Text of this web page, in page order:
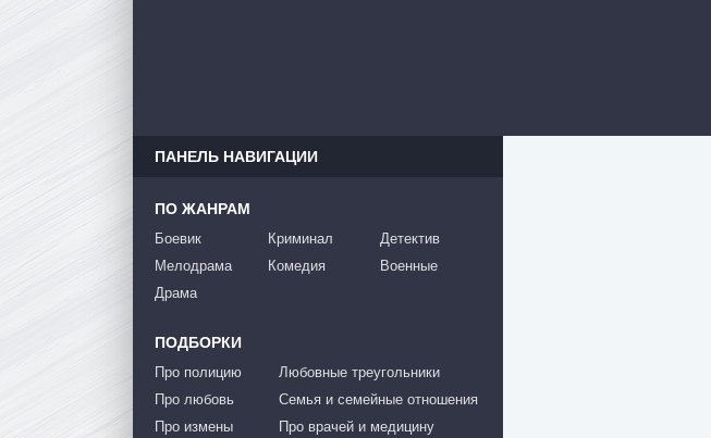
ПАНЕЛЬ НАВИГАЦИИ
ПО ЖАНРАМ
Боевик
Мелодрама
Драма
Криминал
Комедия
Детектив
Военные
ПОДБОРКИ
Про полицию
Про любовь
Про измены
Любовные треугольники
Семья и семейные отношения
Про врачей и медицину